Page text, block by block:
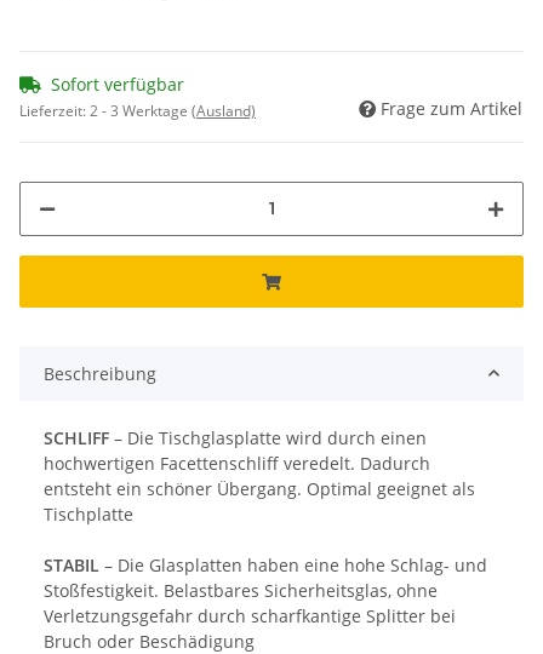
Sofort verfügbar
Lieferzeit:2 - 3 Werktage (Ausland) Frage zum Artikel
Beschreibung
SCHLIFF – Die Tischglasplatte wird durch einen
hochwertigen Facettenschliff veredelt. Dadurch
entsteht ein schöner Übergang. Optimal geeignet als
Tischplatte
STABIL – Die Glasplatten haben eine hohe Schlag- und
Stoßfestigkeit. Belastbares Sicherheitsglas, ohne
Verletzungsgefahr durch scharfkantige Splitter bei
Bruch oder Beschädigung